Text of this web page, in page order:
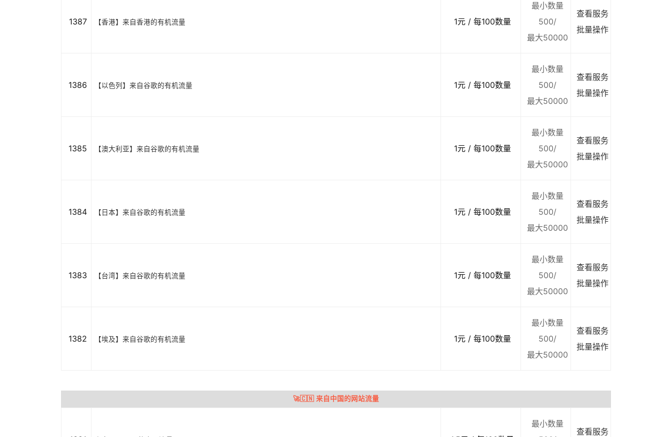
1387 【香港】来自香港的有机流量 1元 / 每100数量
最小数量
500/
最大50000
查看服务
批量操作
1386 【以色列】来自谷歌的有机流量 1元 / 每100数量
最小数量
500/
最大50000
查看服务
批量操作
1385 【澳大利亚】来自谷歌的有机流量 1元 / 每100数量
最小数量
500/
最大50000
查看服务
批量操作
1384 【日本】来自谷歌的有机流量 1元 / 每100数量
最小数量
500/
最大50000
查看服务
批量操作
1383 【台湾】来自谷歌的有机流量 1元 / 每100数量
最小数量
500/
最大50000
查看服务
批量操作
1382 【埃及】来自谷歌的有机流量 1元 / 每100数量
最小数量
500/
最大50000
查看服务
批量操作
🚀🇨🇳 来自中国的网站流量
最小数量
查看服务